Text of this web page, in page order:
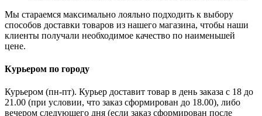
Мы стараемся максимально лояльно подходить к выбору
способов доставки товаров из нашего магазина, чтобы наши
клиенты получали необходимое качество по наименьшей
цене.
Курьером по городу
Курьером (пн-пт). Курьер доставит товар в день заказа с 18 до
21.00 (при условии, что заказ сформирован до 18.00), либо
вечером следующего дня (если заказ сформирован после